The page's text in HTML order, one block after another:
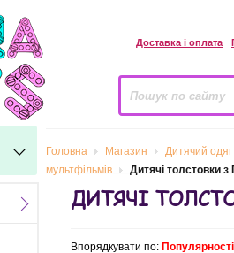
Доставка і оплата
Головна Магазин Дитячий одяг
мультфільмів
Дитячі толстовки
ДИТЯЧІ
Впорядкувати по: Популярності